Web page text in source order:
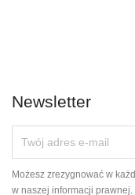
Newsletter
Możesz zrezygnować w
w naszej informacji prawnej.